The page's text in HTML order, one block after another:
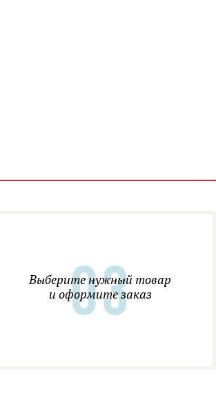
Выберите нужный товар
и оформите заказ